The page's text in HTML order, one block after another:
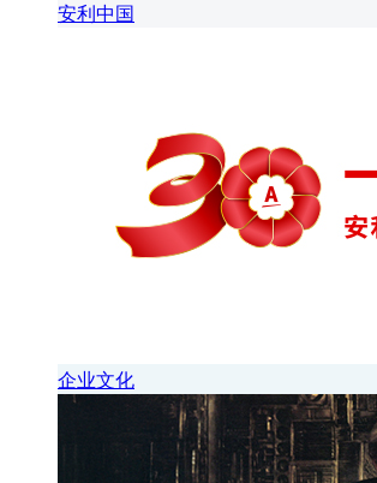
安利中国
企业文化